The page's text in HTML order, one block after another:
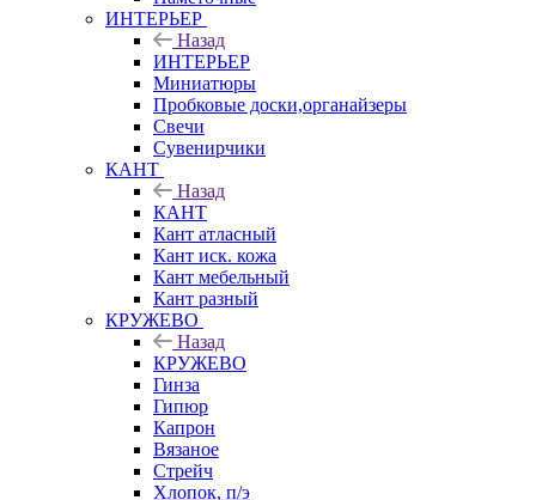
ИНТЕРЬЕР
Назад
ИНТЕРЬЕР
Миниатюры
Пробковые доски,органайзеры
Свечи
Сувенирчики
КАНТ
Назад
КАНТ
Кант атласный
Кант иск. кожа
Кант мебельный
Кант разный
КРУЖЕВО
Назад
КРУЖЕВО
Гинза
Гипюр
Капрон
Вязаное
Стрейч
Хлопок, п/э